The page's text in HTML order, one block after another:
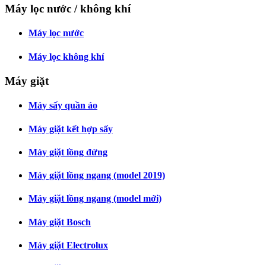
Máy lọc nước / không khí
Máy lọc nước
Máy lọc không khí
Máy giặt
Máy sấy quần áo
Máy giặt kết hợp sấy
Máy giặt lồng đứng
Máy giặt lồng ngang (model 2019)
Máy giặt lồng ngang (model mới)
Máy giặt Bosch
Máy giặt Electrolux